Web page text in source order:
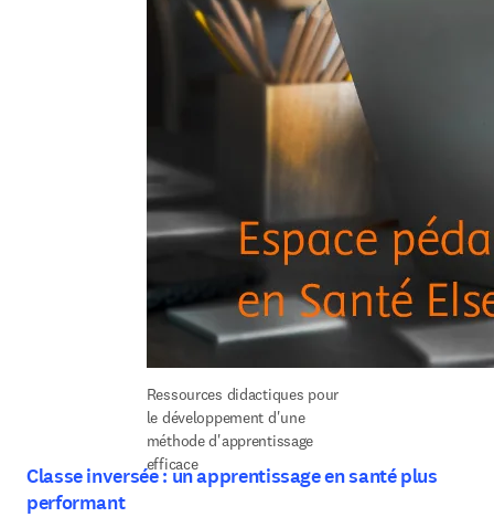
Ressources didactiques pour
le développement d'une
méthode d'apprentissage
efficace
Classe inversée : un apprentissage en santé plus
performant